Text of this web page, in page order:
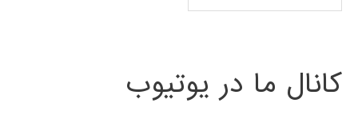
کانال ما در یوتیوب